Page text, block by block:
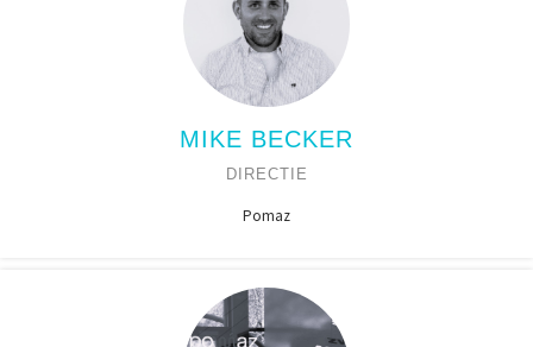
MIKE BECKER
DIRECTIE
Pomaz